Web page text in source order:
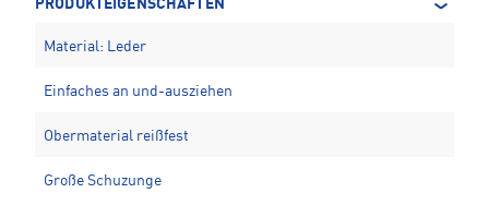
PRODUKTEIGENSCHAFTEN
Material: Leder
Einfaches an und-ausziehen
Obermaterial reißfest
Große Schuzunge